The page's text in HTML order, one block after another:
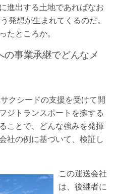
進出する土地であればなお
発想が生まれてくるのだ。
たところか。
の事業承継でどんなメ
クシードの支援を受けて開
ジトランスポートを擁する
ことで、どんな強みを発揮
社の例に基づいて、検証し
この運送会社
は、後継者に